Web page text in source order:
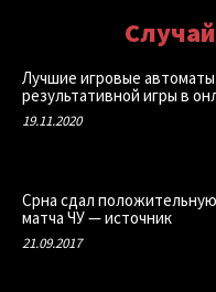
Лучшие игровые автоматы
результативной игры в
19.11.2020
Срна сдал
матча ЧУ — источник
21.09.2017